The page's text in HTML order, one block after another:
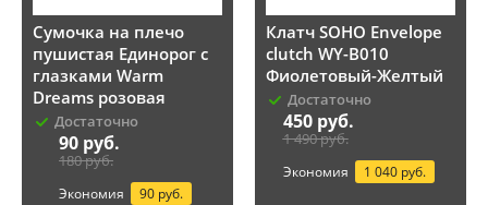
Сумочка на плечо
пушистая Единорог с
глазками Warm
Dreams розовая
Достаточно
90 руб.
180руб.
Экономия 90 руб.
Клатч SOHO Envelope
clutch WY-B010
Фиолетовый-Желтый
Достаточно
450руб.
1 490руб.
Экономия 1 040 руб.